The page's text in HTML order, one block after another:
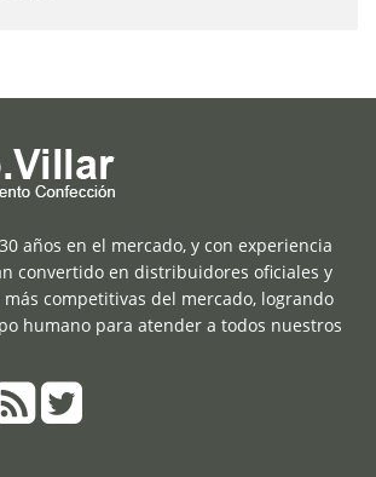
años en el mercado, y con experiencia
convertido en distribuidores oficiales y
más competitivas del mercado, logrando
humano para atender a todos nuestros